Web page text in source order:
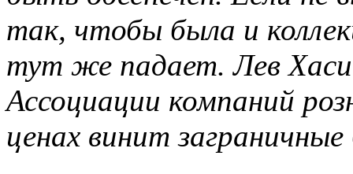
так, чтобы была и
тут же падает. Лев
Ассоциации компаний
ценах винит